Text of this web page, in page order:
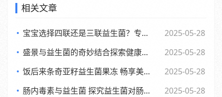
相关文章
宝宝选择四联还是三联益生菌？专家观点大，妈妈们必看
2025-05-28
盛景与益生菌的奇妙结合探索健康新生活方式
2025-05-28
饭后来条奇亚籽益生菌果冻 畅享美味与健康的小确幸
2025-05-28
肠内毒素与益生菌 探究益生菌对肠内毒素的作用及功效
2025-05-28